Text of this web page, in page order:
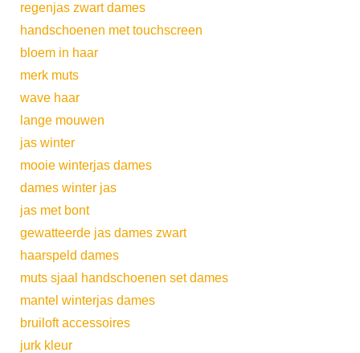
regenjas zwart dames
handschoenen met touchscreen
bloem in haar
merk muts
wave haar
lange mouwen
jas winter
mooie winterjas dames
dames winter jas
jas met bont
gewatteerde jas dames zwart
haarspeld dames
muts sjaal handschoenen set dames
mantel winterjas dames
bruiloft accessoires
jurk kleur